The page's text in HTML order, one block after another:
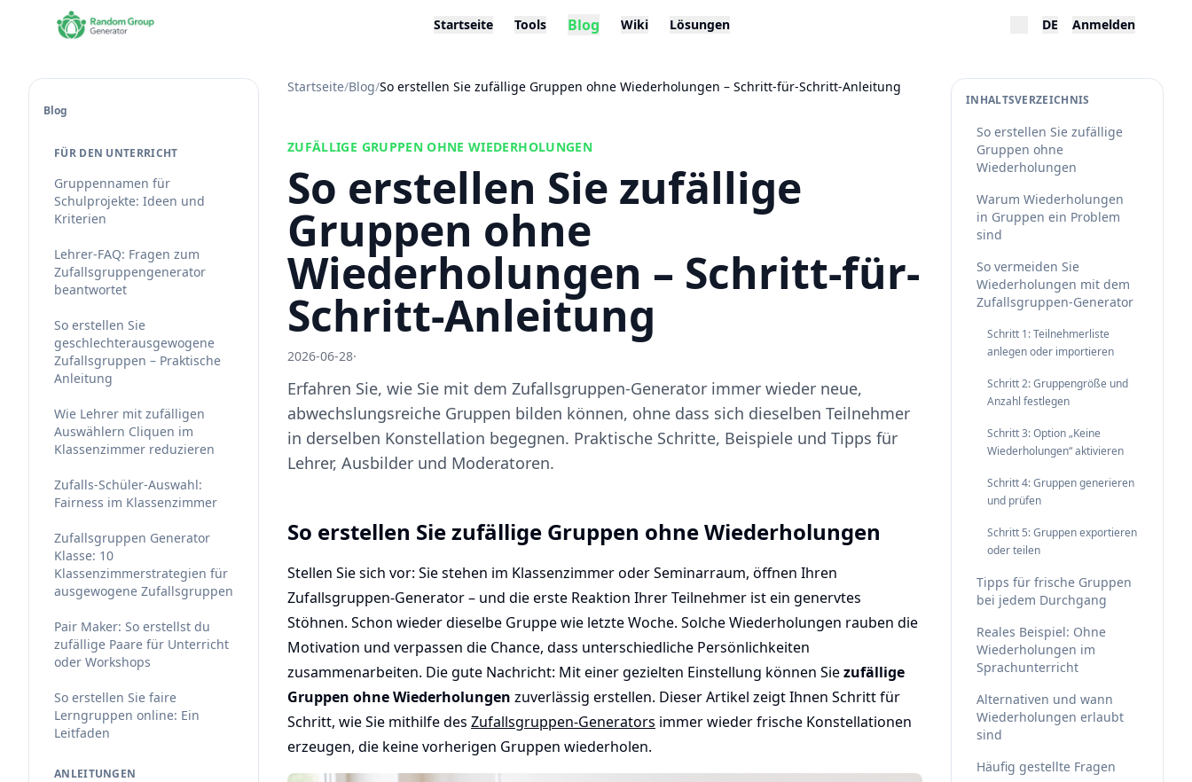
Startseite Tools Blog Wiki Lösungen DE Anmelden
Blog
FÜR DEN UNTERRICHT
Gruppennamen für
Schulprojekte: Ideen und
Kriterien
Lehrer-FAQ: Fragen zum
Zufallsgruppengenerator
beantwortet
So erstellen Sie
geschlechterausgewogene
Zufallsgruppen – Praktische
Anleitung
Wie Lehrer mit zufälligen
Auswählern Cliquen im
Klassenzimmer reduzieren
Zufalls-Schüler-Auswahl:
Fairness im Klassenzimmer
Zufallsgruppen Generator
Klasse: 10
Klassenzimmerstrategien für
ausgewogene Zufallsgruppen
Pair Maker: So erstellst du
zufällige Paare für Unterricht
oder Workshops
So erstellen Sie faire
Lerngruppen online: Ein
Leitfaden
ANLEITUNGEN
Startseite/Blog/So erstellen Sie zufällige Gruppen ohne Wiederholungen – Schritt-für-Schritt-Anleitung
ZUFÄLLIGE GRUPPEN OHNE WIEDERHOLUNGEN
So erstellen Sie zufällige
Gruppen ohne
Wiederholungen – Schritt-für-
Schritt-Anleitung
2026-06-28·
Erfahren Sie, wie Sie mit dem Zufallsgruppen-Generator immer wieder neue,
abwechslungsreiche Gruppen bilden können, ohne dass sich dieselben Teilnehmer
in derselben Konstellation begegnen. Praktische Schritte, Beispiele und Tipps für
Lehrer, Ausbilder und Moderatoren.
So erstellen Sie zufällige Gruppen ohne Wiederholungen
Stellen Sie sich vor: Sie stehen im Klassenzimmer oder Seminarraum, öffnen Ihren
Zufallsgruppen-Generator – und die erste Reaktion Ihrer Teilnehmer ist ein genervtes
Stöhnen. Schon wieder dieselbe Gruppe wie letzte Woche. Solche Wiederholungen rauben die
Motivation und verpassen die Chance, dass unterschiedliche Persönlichkeiten
zusammenarbeiten. Die gute Nachricht: Mit einer gezielten Einstellung können Siezufällige
Gruppen ohne Wiederholungen zuverlässig erstellen. Dieser Artikel zeigt Ihnen Schritt für
Schritt, wie Sie mithilfe des Zufallsgruppen-Generators immer wieder frische Konstellationen
erzeugen, die keine vorherigen Gruppen wiederholen.
INHALTSVERZEICHNIS
So erstellen Sie zufällige
Gruppen ohne
Wiederholungen
Warum Wiederholungen
in Gruppen ein Problem
sind
So vermeiden Sie
Wiederholungen mit dem
Zufallsgruppen-Generator
Schritt 1: Teilnehmerliste
anlegen oder importieren
Schritt 2: Gruppengröße und
Anzahl festlegen
Schritt 3: Option „Keine
Wiederholungen“ aktivieren
Schritt 4: Gruppen generieren
und prüfen
Schritt 5: Gruppen exportieren
oder teilen
Tipps für frische Gruppen
bei jedem Durchgang
Reales Beispiel: Ohne
Wiederholungen im
Sprachunterricht
Alternativen und wann
Wiederholungen erlaubt
sind
Häufig gestellte Fragen